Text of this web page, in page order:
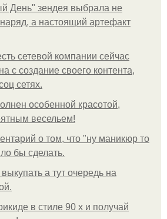
День" зендея выбрала не
а настоящий артефакт
сетевой компании сейчас
с создание своего контента,
сетях.
особенной красотой,
весельем!
о том, что "ну маникюр то
бы сделать.
а тут очередь на
в стиле 90 х и получай